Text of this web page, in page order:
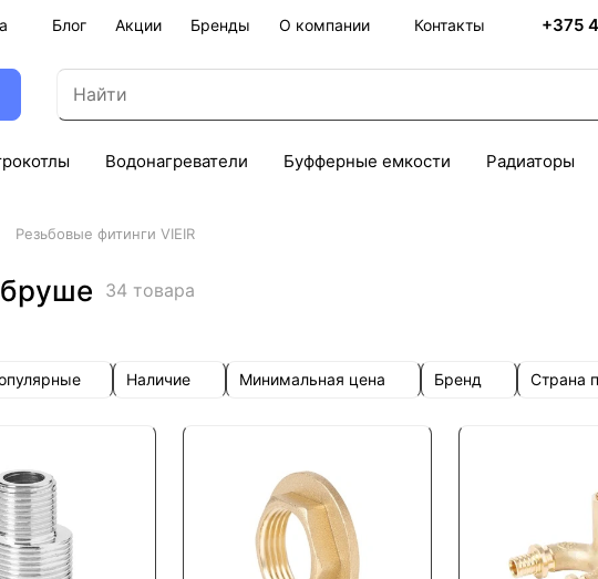
Блог Акции Бренды О компании Контакты +375
Водонагреватели Буфферные емкости Радиаторы
Резьбовые фитинги VIEIR
34 товара
Наличие Минимальная цена Бренд Страна